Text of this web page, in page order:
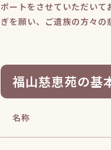
ポートをさせていただいて
ぎを願い、ご遺族の方々の
福山慈恵苑の基
名称